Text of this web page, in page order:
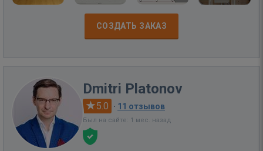
СОЗДАТЬ ЗАКАЗ
Dmitri Platonov
5.0 · 11 отзывов
Был на сайте: 1 мес. назад